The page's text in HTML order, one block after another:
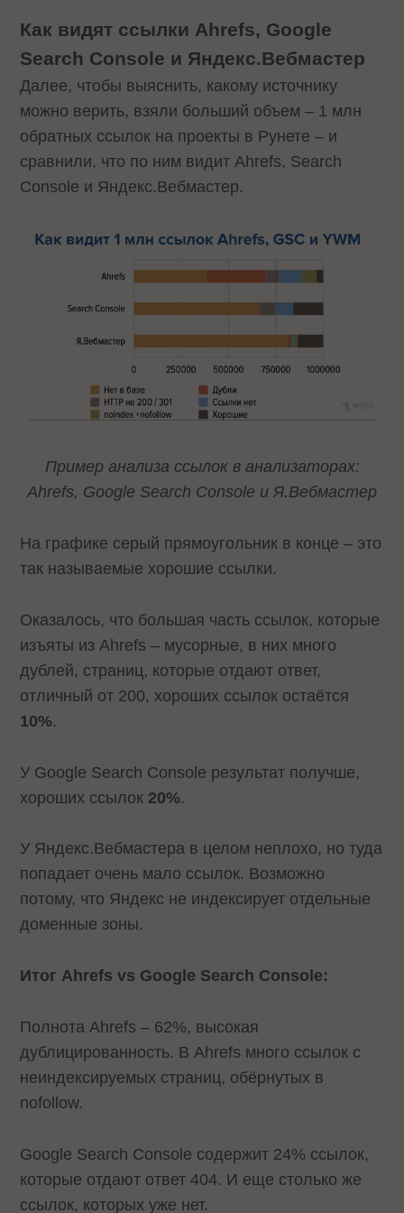
Как видят ссылки Ahrefs, Google
Search Console и Яндекс.Вебмастер
Далее, чтобы выяснить, какому источнику
можно верить, взяли больший объем – 1 млн
обратных ссылок на проекты в Рунете – и
сравнили, что по ним видит Ahrefs, Search
Console и Яндекс.Вебмастер.
Пример анализа ссылок в анализаторах:
Ahrefs, Google Search Console и Я.Вебмастер
На графике серый прямоугольник в конце – это
так называемые хорошие ссылки.
Оказалось, что большая часть ссылок, которые
изъяты из Ahrefs – мусорные, в них много
дублей, страниц, которые отдают ответ,
отличный от 200, хороших ссылок остаётся
10%.
У Google Search Console результат получше,
хороших ссылок 20%.
У Яндекс.Вебмастера в целом неплохо, но туда
попадает очень мало ссылок. Возможно
потому, что Яндекс не индексирует отдельные
доменные зоны.
Итог Ahrefs vs Google Search Console:
Полнота Ahrefs – 62%, высокая
дублицированность. В Ahrefs много ссылок с
неиндексируемых страниц, обёрнутых в
nofollow.
Google Search Console содержит 24% ссылок,
которые отдают ответ 404. И еще столько же
ссылок, которых уже нет.